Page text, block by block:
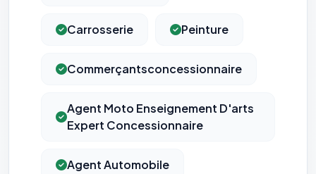
Carrosserie Peinture
Commerçantsconcessionnaire
Agent Moto Enseignement D'arts
Expert Concessionnaire
Agent Automobile